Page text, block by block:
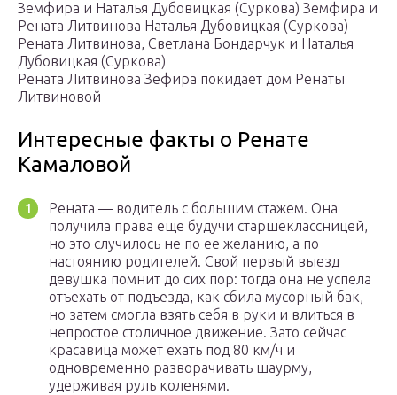
Земфира и Наталья Дубовицкая (Суркова) Земфира и
Рената Литвинова Наталья Дубовицкая (Суркова)
Рената Литвинова, Светлана Бондарчук и Наталья
Дубовицкая (Суркова)
Рената Литвинова Зефира покидает дом Ренаты
Литвиновой
Интересные факты о Ренате
Камаловой
Рената — водитель с большим стажем. Она
получила права еще будучи старшеклассницей,
но это случилось не по ее желанию, а по
настоянию родителей. Свой первый выезд
девушка помнит до сих пор: тогда она не успела
отъехать от подъезда, как сбила мусорный бак,
но затем смогла взять себя в руки и влиться в
непростое столичное движение. Зато сейчас
красавица может ехать под 80 км/ч и
одновременно разворачивать шаурму,
удерживая руль коленями.